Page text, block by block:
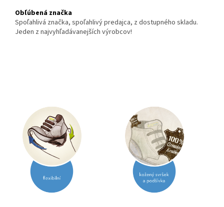
Obľúbená značka
Spoľahlivá značka, spoľahlivý predajca, z dostupného skladu.
Jeden z najvyhľadávanejších výrobcov!